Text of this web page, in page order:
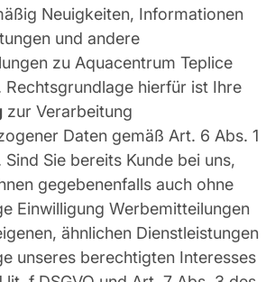
Neuigkeiten, Informationen
und andere
zu Aquacentrum Teplice
Rechtsgrundlage hierfür ist Ihre
zur Verarbeitung
Daten gemäß Art. 6 Abs. 1
Sind Sie bereits Kunde bei uns,
gegebenenfalls auch ohne
Einwilligung Werbemitteilungen
ähnlichen Dienstleistungen
unseres berechtigten Interesses